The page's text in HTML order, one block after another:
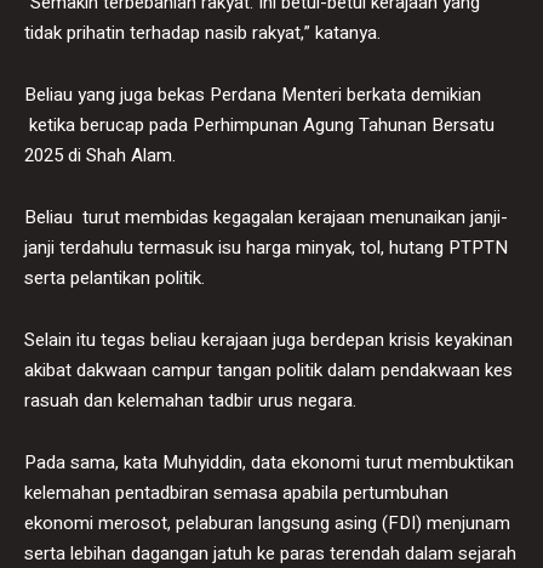
tidak prihatin terhadap nasib rakyat,” katanya.
Beliau yang juga bekas Perdana Menteri berkata demikian
ketika berucap pada Perhimpunan Agung Tahunan Bersatu
2025 di Shah Alam.
Beliau turut membidas kegagalan kerajaan menunaikan janji-
janji terdahulu termasuk isu harga minyak, tol, hutang PTPTN
serta pelantikan politik.
Selain itu tegas beliau kerajaan juga berdepan krisis keyakinan
akibat dakwaan campur tangan politik dalam pendakwaan kes
rasuah dan kelemahan tadbir urus negara.
Pada sama, kata Muhyiddin, data ekonomi turut membuktikan
kelemahan pentadbiran semasa apabila pertumbuhan
ekonomi merosot, pelaburan langsung asing (FDI) menjunam
serta lebihan dagangan jatuh ke paras terendah dalam sejarah